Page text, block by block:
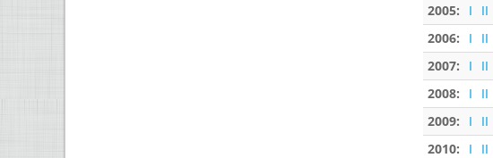
2005:
I II
2006:
I II
2007:
I II
2008:
I II
2009:
I II
2010:
I II